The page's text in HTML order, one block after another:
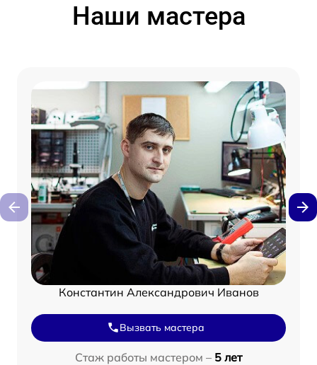
Наши мастера
Константин Александрович Иванов
Вызвать мастера
Стаж работы мастером – 5 лет